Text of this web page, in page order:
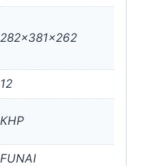
282x381x262
12
КНР
FUNAI